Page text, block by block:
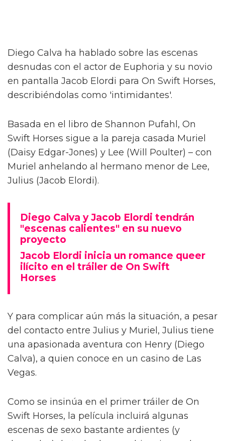
Diego Calva ha hablado sobre las escenas
desnudas con el actor de Euphoria y su novio
en pantalla Jacob Elordi para On Swift Horses,
describiéndolas como 'intimidantes'.
Basada en el libro de Shannon Pufahl, On
Swift Horses sigue a la pareja casada Muriel
(Daisy Edgar-Jones) y Lee (Will Poulter) – con
Muriel anhelando al hermano menor de Lee,
Julius (Jacob Elordi).
Diego Calva y Jacob Elordi tendrán
"escenas calientes" en su nuevo
proyecto
Jacob Elordi inicia un romance queer
ilícito en el tráiler de On Swift
Horses
Y para complicar aún más la situación, a pesar
del contacto entre Julius y Muriel, Julius tiene
una apasionada aventura con Henry (Diego
Calva), a quien conoce en un casino de Las
Vegas.
Como se insinúa en el primer tráiler de On
Swift Horses, la película incluirá algunas
escenas de sexo bastante ardientes (y